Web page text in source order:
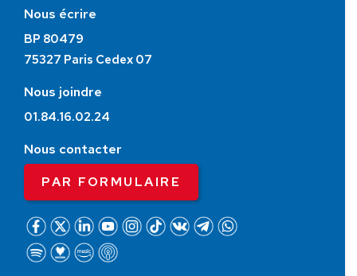
Nous écrire
BP 80479
75327 Paris Cedex 07
Nous joindre
01.84.16.02.24
Nous contacter
PAR FORMULAIRE